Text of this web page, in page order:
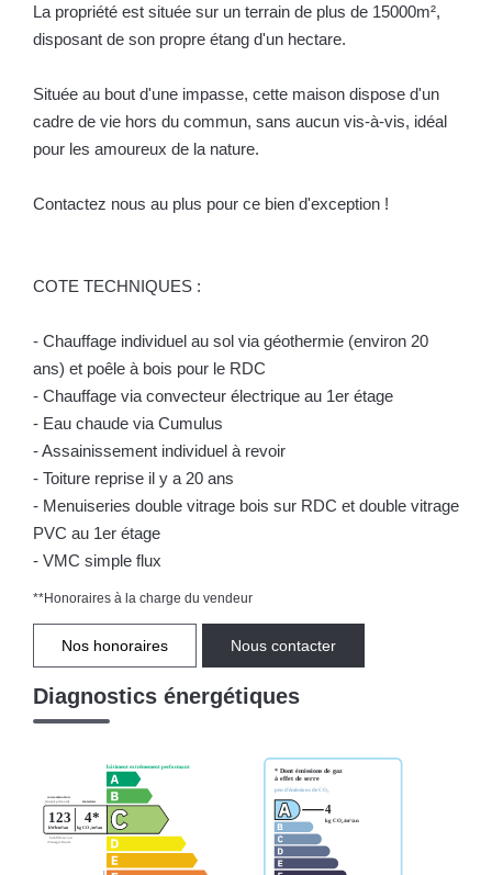
La propriété est située sur un terrain de plus de 15000m²,
disposant de son propre étang d'un hectare.
Située au bout d'une impasse, cette maison dispose d'un
cadre de vie hors du commun, sans aucun vis-à-vis, idéal
pour les amoureux de la nature.
Contactez nous au plus pour ce bien d'exception !
COTE TECHNIQUES :
- Chauffage individuel au sol via géothermie (environ 20
ans) et poêle à bois pour le RDC
- Chauffage via convecteur électrique au 1er étage
- Eau chaude via Cumulus
- Assainissement individuel à revoir
- Toiture reprise il y a 20 ans
- Menuiseries double vitrage bois sur RDC et double vitrage
PVC au 1er étage
- VMC simple flux
**Honoraires à la charge du vendeur
Nos honoraires Nous contacter
Diagnostics énergétiques